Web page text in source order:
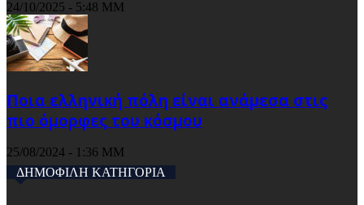
24/10/2025 - 5:48 ΜΜ
Ποια ελληνική πόλη είναι ανάμεσα στις
πιο όμορφες του κόσμου
25/08/2024 - 1:36 ΜΜ
ΔΗΜΟΦΙΛΗ ΚΑΤΗΓΟΡΙΑ